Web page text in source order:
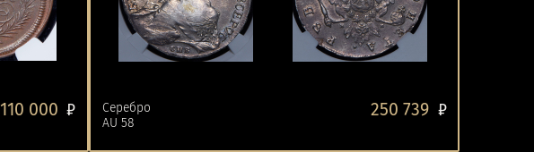
110 000 ₽
Серебро
AU 58
250 739 ₽